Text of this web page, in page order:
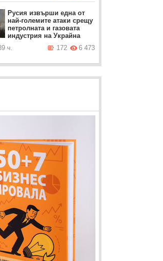
Русия извърши една от
най-големите атаки срещу
петролната и газовата
индустрия на Украйна
ч.
6 473
172